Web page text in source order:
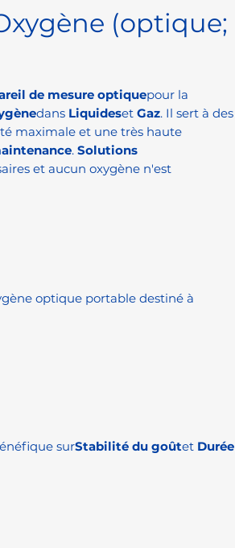
(optique;
de mesure optiquepour la
dans Liquideset Gaz. Il sert à des
maximale et une très haute
. Solutions
et aucun oxygène n'est
optique portable destiné à
surStabilité du goûtet Durée